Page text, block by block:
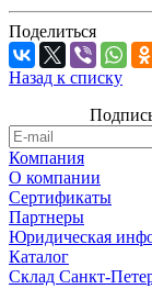
Поделиться
Назад к списку
Компания
О компании
Сертификаты
Партнеры
Юридическая
Каталог
Cклад Санкт-